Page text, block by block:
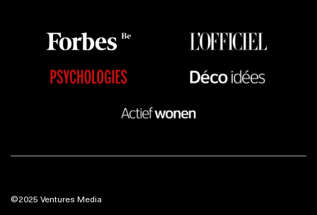
©2025 Ventures Media